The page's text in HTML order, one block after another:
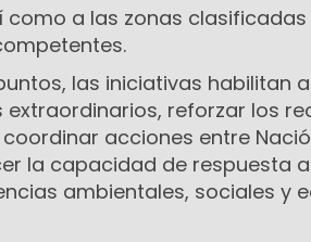
como a las zonas
las iniciativas habilitan
reforzar los
acciones entre
la capacidad de respuesta
ambientales, sociales y